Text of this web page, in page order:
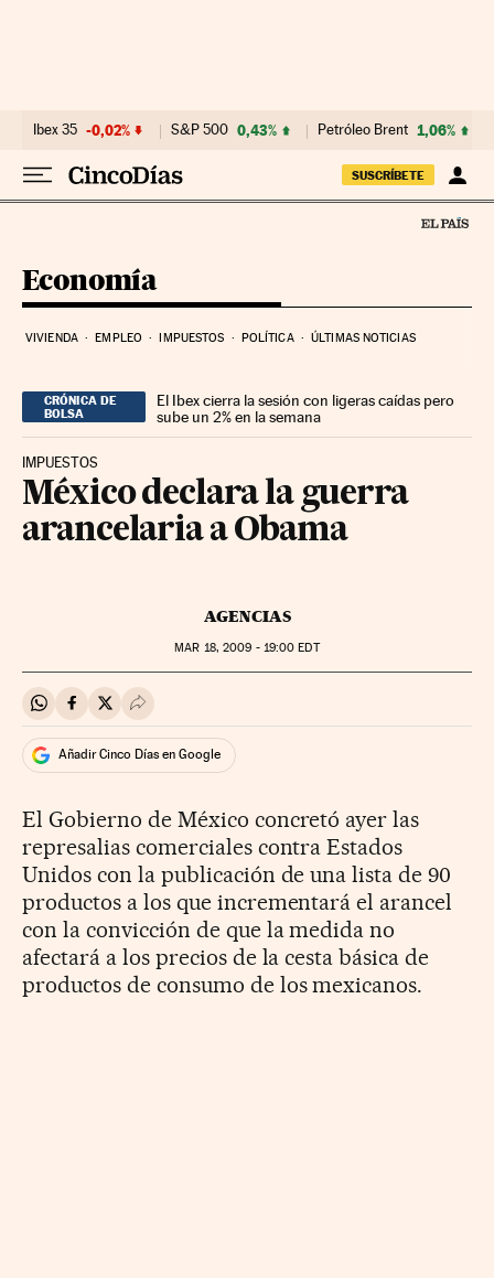
Ibex 35 -0,02% S&P 500 0,43% Petróleo Brent 1,06%
SUSCRÍBETE
Economía
VIVIENDA EMPLEO IMPUESTOS POLÍTICA ÚLTIMAS NOTICIAS
CRÓNICA DE
BOLSA
El Ibex cierra la sesión con ligeras caídas pero
sube un 2% en la semana
IMPUESTOS
México declara la guerra
arancelaria a Obama
AGENCIAS
MAR 18, 2009 - 19:00 EDT
Compartir en Whatsapp
Compartir en Facebook
Compartir en Twitter
Desplegar Redes Sociales
Añadir Cinco Días en Google
El Gobierno de México concretó ayer las
represalias comerciales contra Estados
Unidos con la publicación de una lista de 90
productos a los que incrementará el arancel
con la convicción de que la medida no
afectará a los precios de la cesta básica de
productos de consumo de los mexicanos.